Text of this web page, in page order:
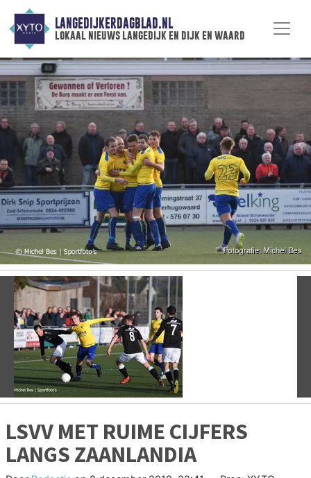
LANGEDIJKERDAGBLAD.NL
lokaal nieuws langedijk en dijk en waard
Vorige
LSVV MET RUIME CIJFERS
LANGS ZAANLANDIA